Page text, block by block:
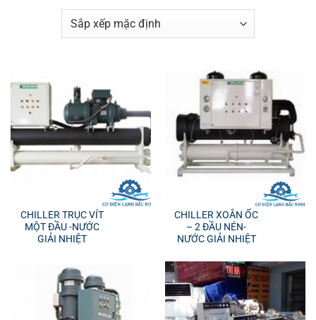
CHILLER TRỤC VÍT
MỘT ĐẦU -NƯỚC
GIẢI NHIỆT
CHILLER XOẮN ỐC
– 2 ĐẦU NÉN-
NƯỚC GIẢI NHIỆT